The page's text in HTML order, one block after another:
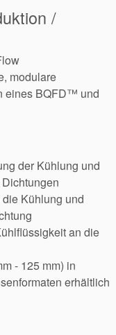
/
modulare
eines BQFD™ und
der Kühlung und
Kühlung und
an die
- 125 mm) in
erhältlich